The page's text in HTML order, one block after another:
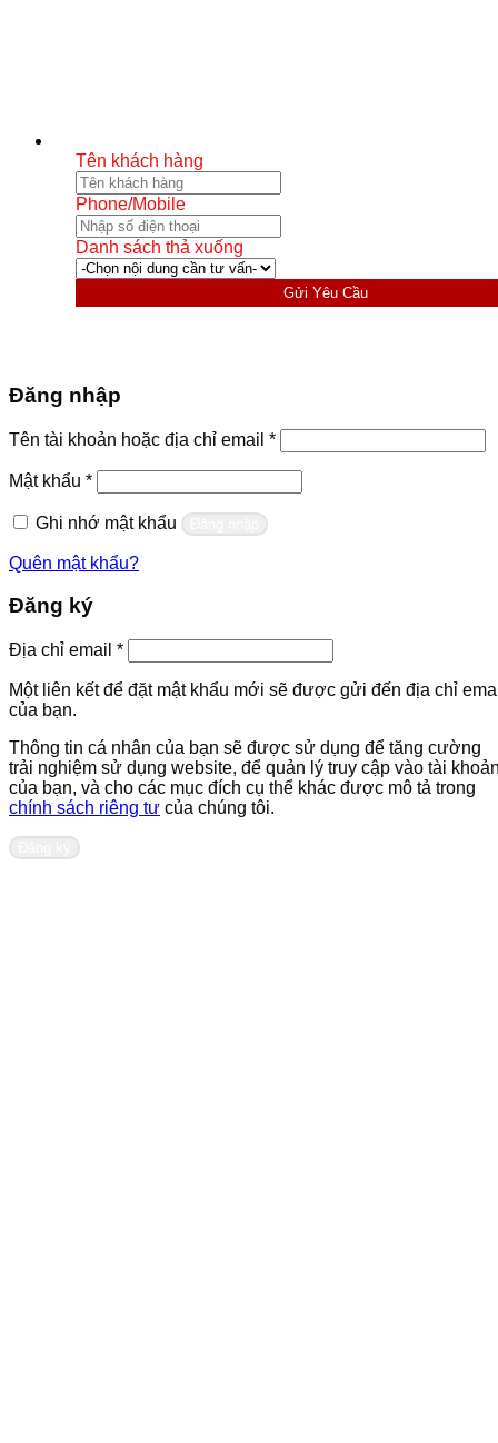
Tên khách hàng
Phone/Mobile
Danh sách thả xuống
Gửi Yêu Cầu
Đăng nhập
Tên tài khoản hoặc địa chỉ email *Bắt
buộc
Mật khẩu *Bắt
buộc
Ghi nhớ mật khẩu
Quên mật khẩu?
Đăng ký
Địa chỉ email *Bắt
buộc
Một liên kết để đặt mật khẩu mới sẽ được gửi đến địa chỉ
của bạn.
Thông tin cá nhân của bạn sẽ được sử dụng để tăng cường
trải nghiệm sử dụng website, để quản lý truy cập vào tài
của bạn, và cho các mục đích cụ thể khác được mô tả trong
chính sách riêng tư của chúng tôi.